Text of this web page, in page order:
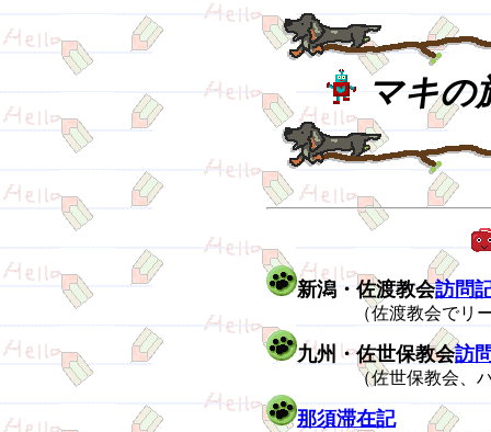
マキの
新潟・佐渡教会訪問
（佐渡教会でリード
九州・佐世保教会訪
（佐世保教会、ハウ
那須滞在記